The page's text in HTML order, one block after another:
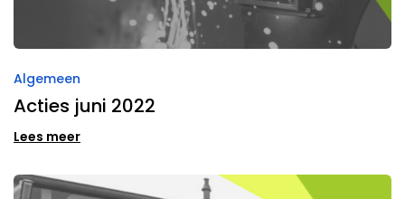
Algemeen
Acties juni 2022
Lees meer